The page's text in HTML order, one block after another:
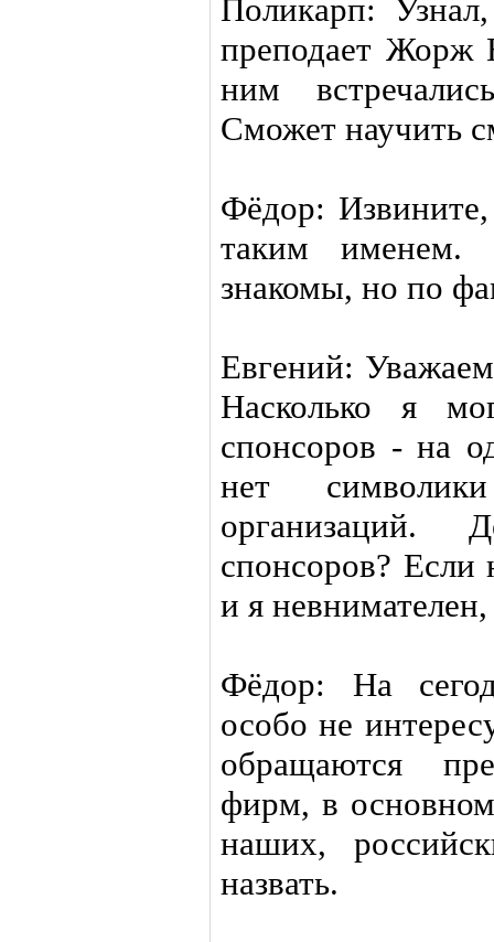
Поликарп:
преподает
ним
Сможет научить
Фёдор:
таким
знакомы, но по
Евгений:
Насколько я
спонсоров - на
нет
организаций.
спонсоров? Если
и я
Фёдор: На
особо не
обращаются
фирм, в
наших,
назвать.